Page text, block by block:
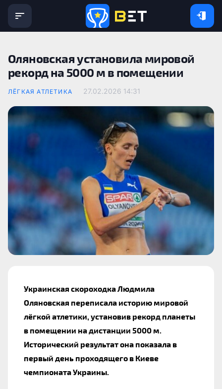
Оляновская установила мировой
рекорд на 5000 м в помещении
ЛЁГКАЯ АТЛЕТИКА 27.02.2026 14:31
Украинская скороходка Людмила
Оляновская переписала историю мировой
лёгкой атлетики, установив рекорд планеты
в помещении на дистанции 5000 м.
Исторический результат она показала в
первый день проходящего в Киеве
чемпионата Украины.